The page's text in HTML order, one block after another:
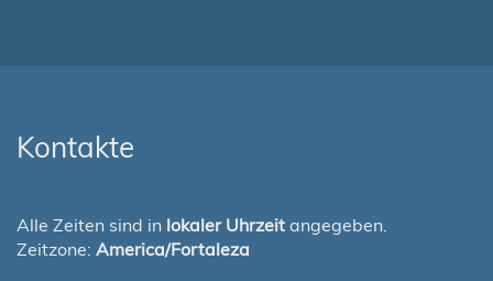
Kontakte
Alle Zeiten sind in lokaler Uhrzeit angegeben.
Zeitzone: America/Fortaleza